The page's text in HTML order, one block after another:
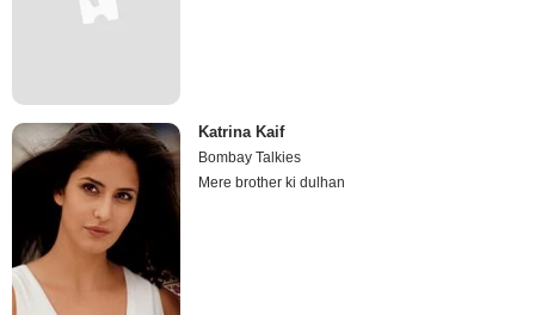
Katrina Kaif
Bombay Talkies
Mere brother ki dulhan